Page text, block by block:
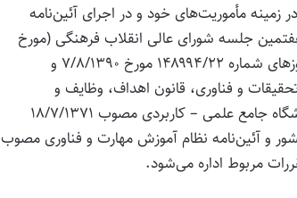
مأموریت‌های خود و در اجرای آئین‌نامه
جلسه شورای عالی انقلاب فرهنگی (مورخ
۴/۴/۱۳۶۴)، مؤسسه آموزش عالی علمی – کاربردی شهید قدوسی براساس مجوزهای شماره ۱۴۸۹۹۴/۲۲ مورخ ۷/۸/۱۳۹۰ و
علوم، تحقیقات و فناوری، قانون اهداف، وظایف و
تشکیلات وزارت علوم، تحقیقات و فناوری (مصوب ۱۸/۵/۱۳۸۳) و اساسنامه دانشگاه جامع علمی – کاربردی مصوب ۱۸/۷/۱۳۷۱
و آئین‌نامه نظام آموزش مهارت و فناوری مصوب